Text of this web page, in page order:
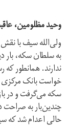
وحید مظلومین،
ولی‌الله سیف با
به سلطان سکه،
ندارند. همانطور که
خواست بانک
سکه می‌گرفت و در
چندین‌بار به صراحت
حالی اعدام شد که